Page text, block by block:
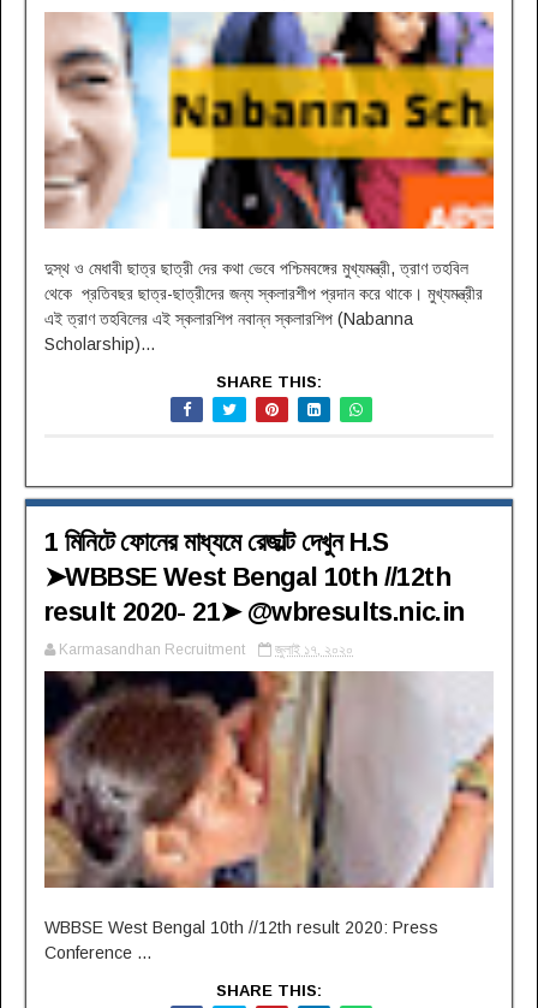
দুস্থ ও মেধাবী ছাত্র ছাত্রী দের কথা ভেবে পশ্চিমবঙ্গের মুখ্যমন্ত্রী, ত্রাণ তহবিল
থেকে প্রতিবছর ছাত্র-ছাত্রীদের জন্য স্কলারশীপ প্রদান করে থাকে। মুখ্যমন্ত্রীর
এই ত্রাণ তহবিলের এই স্কলারশিপ নবান্ন স্কলারশিপ (Nabanna
Scholarship)...
SHARE THIS:
1 মিনিটে ফোনের মাধ্যমে রেজাল্ট দেখুন H.S
➤WBBSE West Bengal 10th //12th
result 2020- 21➤ @wbresults.nic.in
Karmasandhan Recruitment জুলাই ১৭, ২০২০
WBBSE West Bengal 10th //12th result 2020: Press
Conference ...
SHARE THIS: